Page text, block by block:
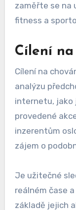
zaměřte se na
fitness a
Cílení
Cílení na
analýzu
internetu, jako
provedené
inzerentům
zájem o
Je užitečné
reálném čase
základě jejich